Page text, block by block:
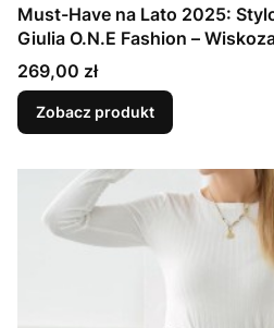
Must-Have na Lato 2025:
Giulia O.N.E Fashion –
Czarnobiały Wzór
Cena
269,00 zł
Zobacz produkt